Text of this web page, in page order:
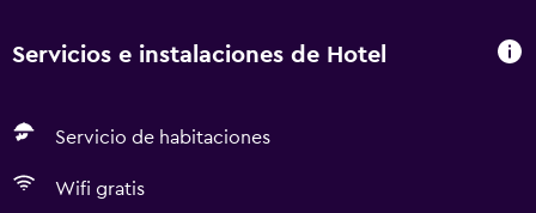
Servicios e instalaciones de Hotel
Servicio de habitaciones
Wifi gratis